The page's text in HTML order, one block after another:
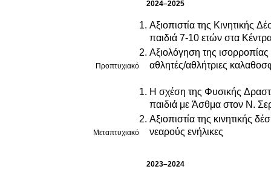
2024–2025
Προπτυχιακό
Αξιοπιστία της Κινητικής
παιδιά 7-10 ετών στα
Αξιολόγηση της
αθλητές/αθλήτριες
Μεταπτυχιακό
Η σχέση της Φυσικής
παιδιά με Άσθμα στον Ν.
Αξιοπιστία της κινητικής
νεαρούς ενήλικες
2023–2024